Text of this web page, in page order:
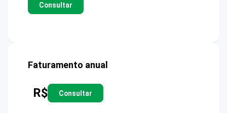
Consultar
Faturamento anual
R$ Consultar